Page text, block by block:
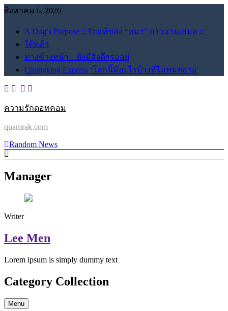
Skip
สิงหาคม 6, 2026
A Dog’s Purpose :: รักแท้ของ “หมา” ยาวนานเสมอ ::
ใต้หล้า
ทางข้างหน้า…ยังมีสิ่งดีๆรออยู่
Chungking Express ‘โลกนี้มีอะไรบ้างที่ไม่หมดอายุ’
ความรักดอทคอม
quamrak.com
Random News
Manager
Writer
Lee Men
Lorem ipsum is simply dummy text
Category Collection
Menu